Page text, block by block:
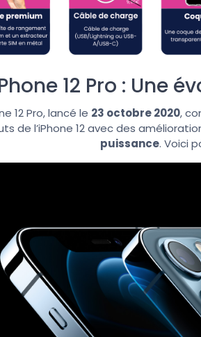
12 Pro : Une
12 Pro, lancé le 23 octobre 2020,
de l’iPhone 12 avec des
puissance. Voici